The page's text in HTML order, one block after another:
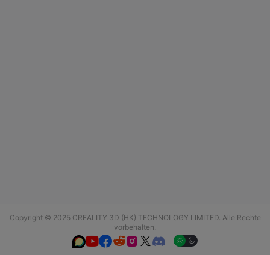
Copyright © 2025 CREALITY 3D (HK) TECHNOLOGY LIMITED. Alle Rechte
vorbehalten.
  